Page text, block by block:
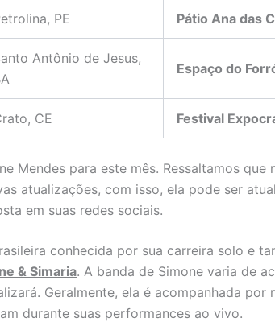
PE Pátio Ana das
Antônio de Jesus,
Espaço do
CE Festival
Mendes para este mês. Ressaltamos que
atualizações, com isso, ela pode ser
em suas redes sociais.
conhecida por sua carreira solo e
& Simaria. A banda de Simone varia de
Geralmente, ela é acompanhada por
durante suas performances ao vivo.